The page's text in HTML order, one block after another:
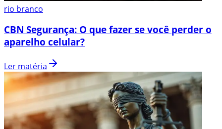
rio branco
CBN Segurança: O que fazer se você perder o
aparelho celular?
Ler matéria